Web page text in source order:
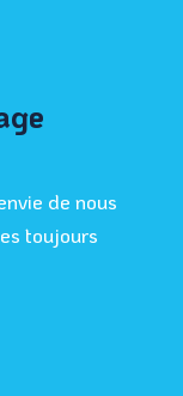
de nous
toujours